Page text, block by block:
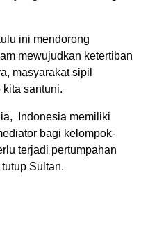
ini mendorong
mewujudkan ketertiban
masyarakat sipil
santuni.
Indonesia memiliki
bagi kelompok-
terjadi pertumpahan
Sultan.